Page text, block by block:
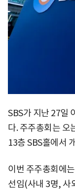
SBS가 지난 27일
다. 주주총회는 오
13층 SBS홀에서
이번 주주총회에
선임(사내 3명, 사